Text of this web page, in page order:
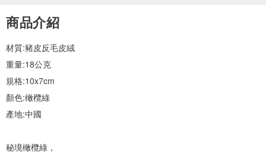
商品介紹
材質:豬皮反毛皮絨
重量:18公克
規格:10x7cm
顏色:橄欖綠
產地:中國
秘境橄欖綠，